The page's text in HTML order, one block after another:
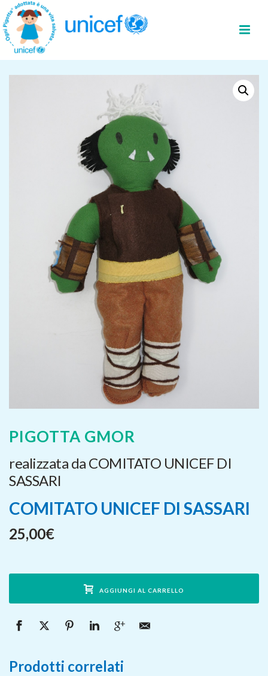
PIGOTTA GMOR
realizzata da COMITATO UNICEF DI
SASSARI
COMITATO UNICEF DI SASSARI
25,00€
AGGIUNGI AL CARRELLO
Prodotti correlati